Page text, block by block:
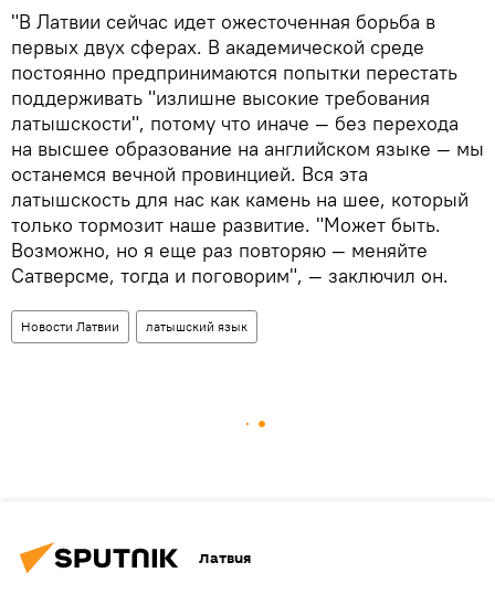
"В Латвии сейчас идет ожесточенная борьба в
первых двух сферах. В академической среде
постоянно предпринимаются попытки перестать
поддерживать "излишне высокие требования
латышскости", потому что иначе — без перехода
на высшее образование на английском языке — мы
останемся вечной провинцией. Вся эта
латышскость для нас как камень на шее, который
только тормозит наше развитие. "Может быть.
Возможно, но я еще раз повторяю — меняйте
Сатверсме, тогда и поговорим", — заключил он.
Новости Латвии латышский язык
Латвия